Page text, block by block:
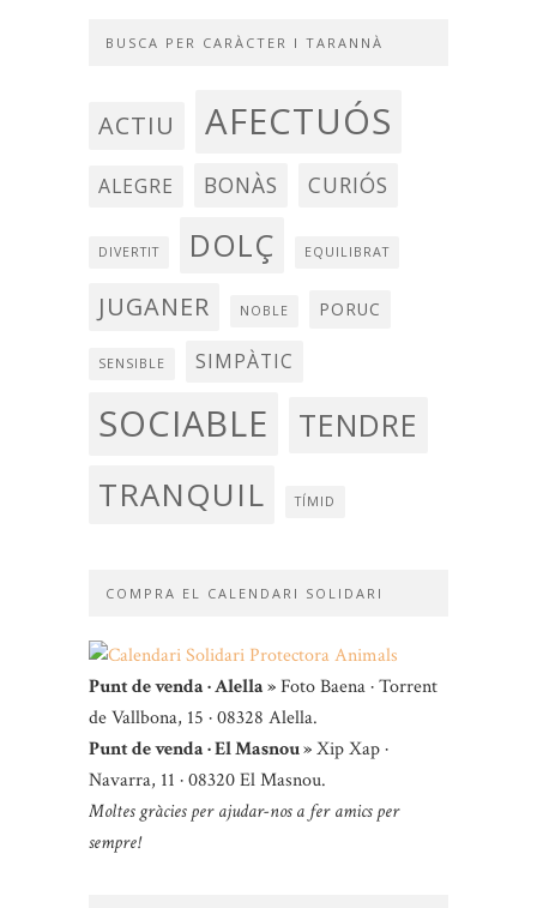
BUSCA PER CARÀCTER I TARANNÀ
ACTIU AFECTUÓS
ALEGRE BONÀS CURIÓS
DIVERTIT DOLÇ EQUILIBRAT
JUGANER NOBLE PORUC
SENSIBLE SIMPÀTIC
SOCIABLE TENDRE
TRANQUIL TÍMID
COMPRA EL CALENDARI SOLIDARI
Punt de venda · Alella »Foto Baena · Torrent
de Vallbona, 15 · 08328 Alella.
Punt de venda · El Masnou »Xip Xap ·
Navarra, 11 · 08320 El Masnou.
Moltes gràcies per ajudar-nos a fer amics per
sempre!